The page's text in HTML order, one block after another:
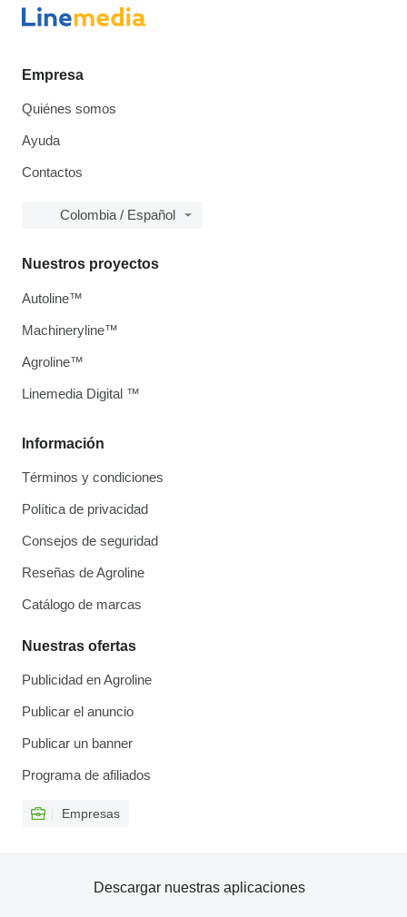
Empresa
Quiénes somos
Ayuda
Contactos
Colombia / Español
Información
Términos y condiciones
Política de privacidad
Consejos de seguridad
Reseñas de Agroline
Catálogo de marcas
Nuestras ofertas
Publicidad en Agroline
Publicar el anuncio
Publicar un banner
Programa de afiliados
Empresas
Nuestros proyectos
Autoline™
Machineryline™
Agroline™
Linemedia Digital ™
Descargar nuestras aplicaciones